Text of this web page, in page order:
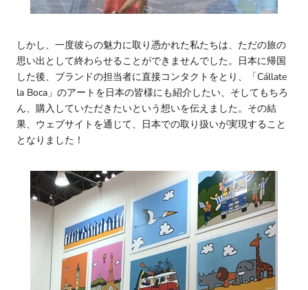
しかし、一度彼らの魅力に取り憑かれた私たちは、ただの旅の
思い出として終わらせることができませんでした。日本に帰国
した後、ブランドの担当者に直接コンタクトをとり、「Cállate
la Boca」のアートを日本の皆様にも紹介したい、そしてもちろ
ん、購入していただきたいという想いを伝えました。その結
果、ウェブサイトを通じて、日本での取り扱いが実現すること
となりました！